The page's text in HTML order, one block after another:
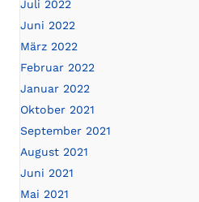
Juli 2022
Juni 2022
März 2022
Februar 2022
Januar 2022
Oktober 2021
September 2021
August 2021
Juni 2021
Mai 2021